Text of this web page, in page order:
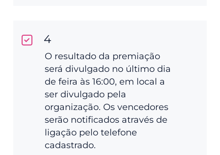
4
O resultado da premiação
será divulgado no último dia
de feira às 16:00, em local a
ser divulgado pela
organização. Os vencedores
serão notificados através de
ligação pelo telefone
cadastrado.